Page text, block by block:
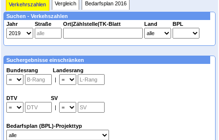
Verkehrszahlen Vergleich Bedarfsplan 2016
Suchen - Verkehszahlen
Jahr
Straße Ort|Zählstelle|TK-Blatt Land BPL
Suchergebnisse einschränken
Bundesrang Landesrang
|
DTV SV
|
Bedarfsplan (BPL)-Projekttyp